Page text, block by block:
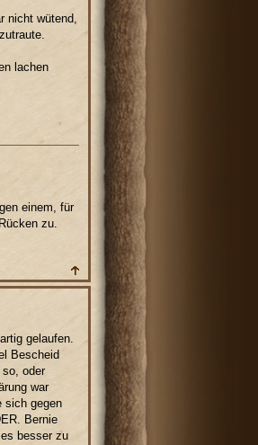
nicht wütend,
lachen
einem, für
zu.
gelaufen.
Bescheid
oder
war
sich gegen
Bernie
besser zu